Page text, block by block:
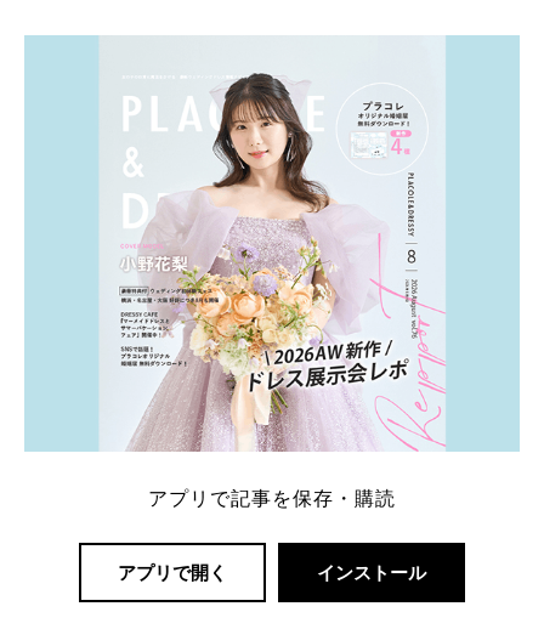
アプリで記事を保存・購読
アプリで開く インストール